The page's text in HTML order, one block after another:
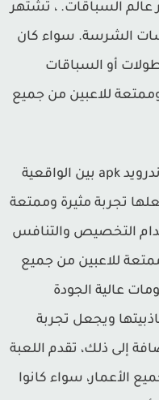
السباقات. ، تشتهر
الشرسة. سواء كان
أو السباقات
للاعبين من جميع
تجمع Stock Car Racing مهكرة للاندرويد apk بين الواقعية
تجربة مثيرة وممتعة
التخصيص والتنافس
للاعبين من جميع
عالية الجودة
ويجعل تجربة
إلى ذلك، تقدم اللعبة
سواء كانوا